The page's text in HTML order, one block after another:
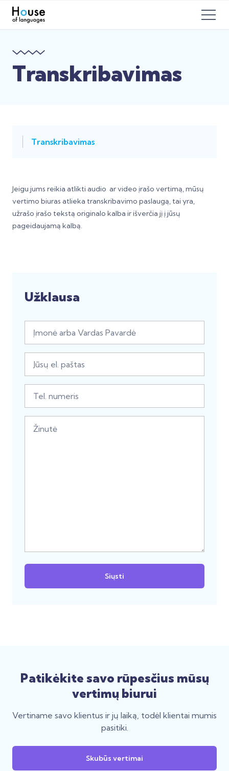
Transkribavimas
Transkribavimas
Jeigu jums reikia atlikti audio ar video įrašo vertimą, mūsų
vertimo biuras atlieka transkribavimo paslaugą, tai yra,
užrašo įrašo tekstą originalo kalba ir išverčia jį į jūsų
pageidaujamą kalbą.
Užklausa
Patikėkite savo rūpesčius mūsų
vertimų biurui
Vertiname savo klientus ir jų laiką, todėl klientai mumis
pasitiki.
Skubūs vertimai